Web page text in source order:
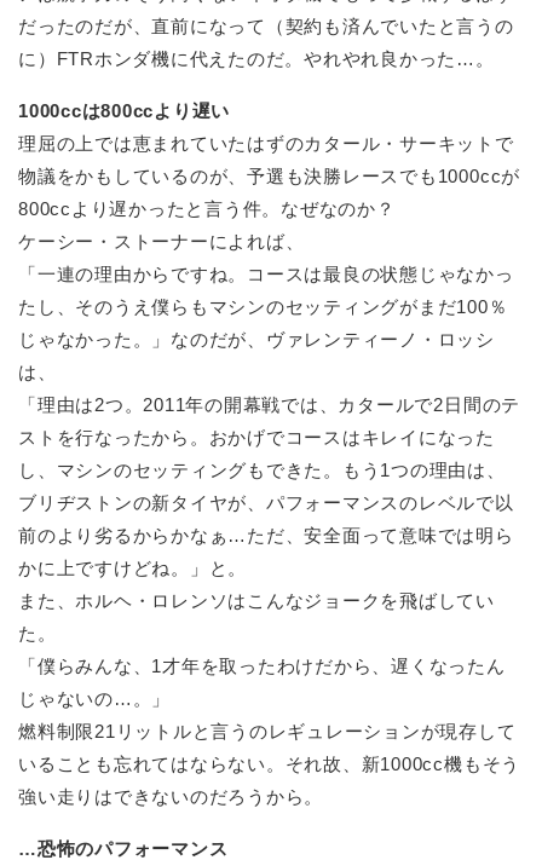
だったのだが、直前になって（契約も済んでいたと言うの
に）FTRホンダ機に代えたのだ。やれやれ良かった…。
1000ccは800ccより遅い
理屈の上では恵まれていたはずのカタール・サーキットで
物議をかもしているのが、予選も決勝レースでも1000ccが
800ccより遅かったと言う件。なぜなのか？
ケーシー・ストーナーによれば、
「一連の理由からですね。コースは最良の状態じゃなかっ
たし、そのうえ僕らもマシンのセッティングがまだ100％
じゃなかった。」なのだが、ヴァレンティーノ・ロッシ
は、
「理由は2つ。2011年の開幕戦では、カタールで2日間のテ
ストを行なったから。おかげでコースはキレイになった
し、マシンのセッティングもできた。もう1つの理由は、
ブリヂストンの新タイヤが、パフォーマンスのレベルで以
前のより劣るからかなぁ…ただ、安全面って意味では明ら
かに上ですけどね。」と。
また、ホルヘ・ロレンソはこんなジョークを飛ばしてい
た。
「僕らみんな、1才年を取ったわけだから、遅くなったん
じゃないの…。」
燃料制限21リットルと言うのレギュレーションが現存して
いることも忘れてはならない。それ故、新1000cc機もそう
強い走りはできないのだろうから。
…恐怖のパフォーマンス